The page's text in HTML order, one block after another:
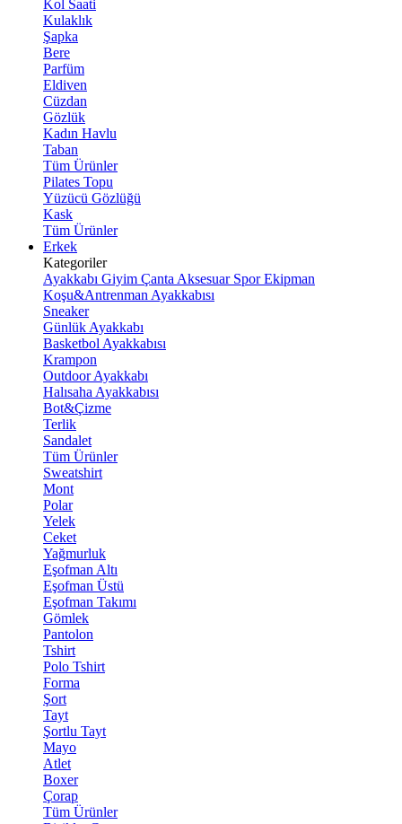
Kol Saati
Kulaklık
Şapka
Bere
Parfüm
Eldiven
Cüzdan
Gözlük
Kadın Havlu
Taban
Tüm Ürünler
Pilates Topu
Yüzücü Gözlüğü
Kask
Tüm Ürünler
Erkek
Kategoriler
Ayakkabı Giyim Çanta Aksesuar Spor Ekipman
Koşu&Antrenman Ayakkabısı
Sneaker
Günlük Ayakkabı
Basketbol Ayakkabısı
Krampon
Outdoor Ayakkabı
Halısaha Ayakkabısı
Bot&Çizme
Terlik
Sandalet
Tüm Ürünler
Sweatshirt
Mont
Polar
Yelek
Ceket
Yağmurluk
Eşofman Altı
Eşofman Üstü
Eşofman Takımı
Gömlek
Pantolon
Tshirt
Polo Tshirt
Forma
Şort
Tayt
Şortlu Tayt
Mayo
Atlet
Boxer
Çorap
Tüm Ürünler